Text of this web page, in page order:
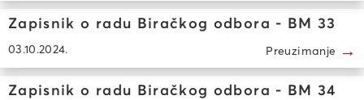
Zapisnik o radu Biračkog odbora - BM 33
03.10.2024. Preuzimanje →
Zapisnik o radu Biračkog odbora - BM 34